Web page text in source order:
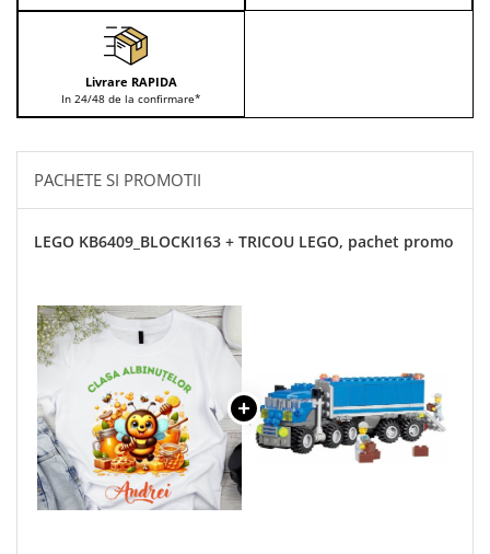
Livrare RAPIDA
In 24/48 de la confirmare*
PACHETE SI PROMOTII
LEGO KB6409_BLOCKI163 + TRICOU LEGO, pachet promo